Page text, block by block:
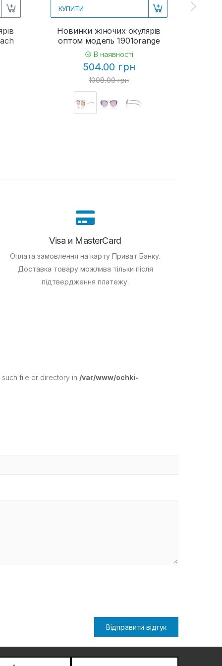
КУПИТИ
Новинки жіночих окулярів
оптом модель 1901orange
В наявності
504.00 грн
1008.00 грн
Visa и MasterCard
Оплата замовлення на карту Приват Банку.
Доставка товару можлива тільки після
підтвердження платежу.
file or directory in /var/www/ochki-
Відправити відгук